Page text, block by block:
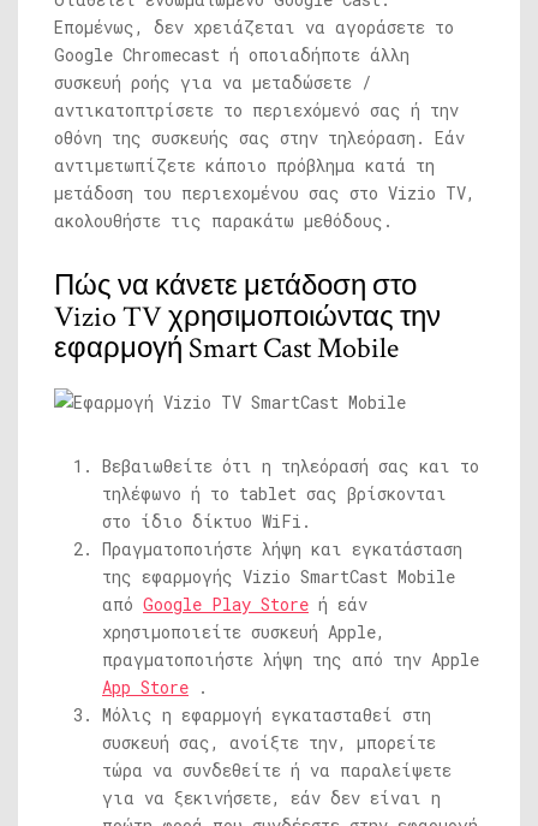
Επομένως, δεν χρειάζεται να αγοράσετε το
Google Chromecast ή οποιαδήποτε άλλη
συσκευή ροής για να μεταδώσετε /
αντικατοπτρίσετε το περιεχόμενό σας ή την
οθόνη της συσκευής σας στην τηλεόραση. Εάν
αντιμετωπίζετε κάποιο πρόβλημα κατά τη
μετάδοση του περιεχομένου σας στο Vizio TV,
ακολουθήστε τις παρακάτω μεθόδους.
Πώς να κάνετε μετάδοση στο
Vizio TV χρησιμοποιώντας την
εφαρμογή Smart Cast Mobile
Βεβαιωθείτε ότι η τηλεόρασή σας και το
τηλέφωνο ή το tablet σας βρίσκονται
στο ίδιο δίκτυο WiFi.
Πραγματοποιήστε λήψη και εγκατάσταση
της εφαρμογής Vizio SmartCast Mobile
από Google Play Store ή εάν
χρησιμοποιείτε συσκευή Apple,
πραγματοποιήστε λήψη της από την Apple
App Store .
Μόλις η εφαρμογή εγκατασταθεί στη
συσκευή σας, ανοίξτε την, μπορείτε
τώρα να συνδεθείτε ή να παραλείψετε
για να ξεκινήσετε, εάν δεν είναι η